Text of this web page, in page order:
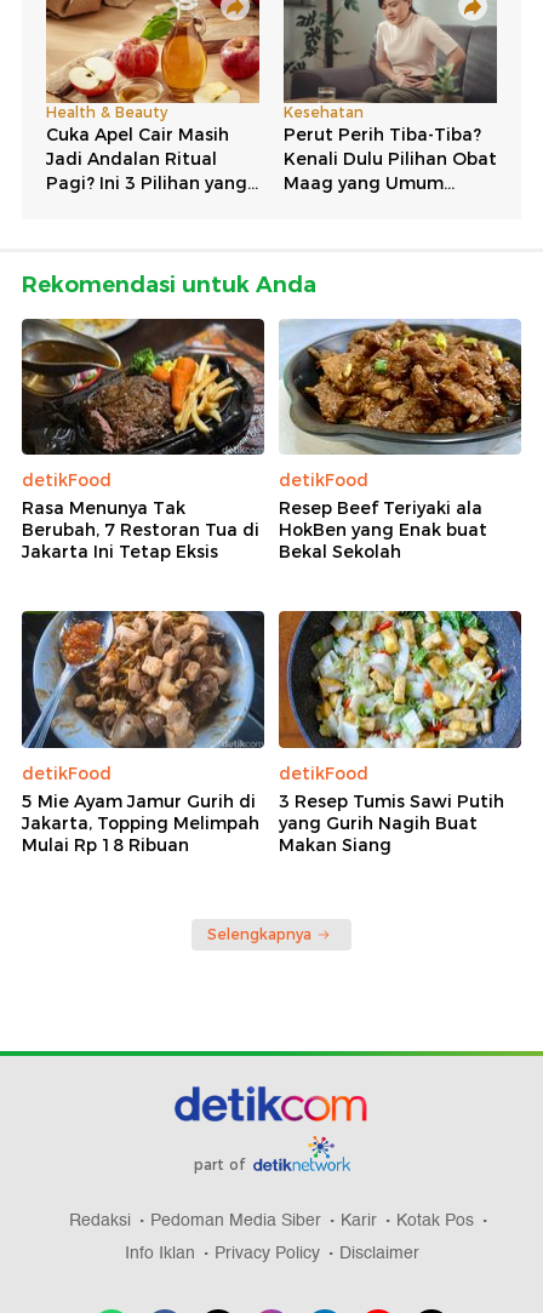
Rekomendasi untuk Anda
detikFood
Rasa Menunya Tak
Berubah, 7 Restoran Tua di
Jakarta Ini Tetap Eksis
detikFood
Resep Beef Teriyaki ala
HokBen yang Enak buat
Bekal Sekolah
detikFood
5 Mie Ayam Jamur Gurih di
Jakarta, Topping Melimpah
Mulai Rp 18 Ribuan
detikFood
3 Resep Tumis Sawi Putih
yang Gurih Nagih Buat
Makan Siang
Selengkapnya
part of
Redaksi Pedoman Media Siber Karir
Kotak Pos
Info Iklan
Privacy Policy Disclaimer